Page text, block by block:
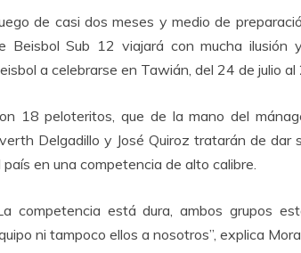
de casi dos meses y medio de
Beisbol Sub 12 viajará con mucha ilusión
a celebrarse en Tawián, del 24 de julio al
18 peloteritos, que de la mano del
Delgadillo y José Quiroz tratarán de
país en una competencia de alto calibre.
competencia está dura, ambos grupos
ni tampoco ellos a nosotros”, explica